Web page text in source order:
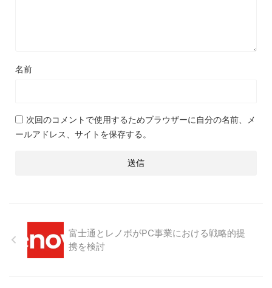
名前
次回のコメントで使用するためブラウザーに自分の名前、メ
ールアドレス、サイトを保存する。
富士通とレノボがPC事業における戦略的提
携を検討